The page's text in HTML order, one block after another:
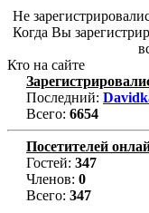
Не
Когда Вы
Кто на сайте
Последний:
Всего: 6654
Посетителей
Гостей: 347
Членов: 0
Всего: 347